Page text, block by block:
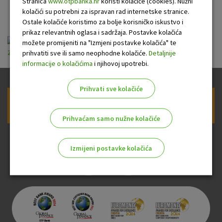
fondove_1
Informacije o prikupljanju podataka za Ugovor
za ulaganje u investicijske fondove_1.pdf
kolačići su potrebni za ispravan rad internetske stranice.
Ostale kolačiće koristimo za bolje korisničko iskustvo i
prikaz relevantnih oglasa i sadržaja. Postavke kolačića
možete promijeniti na "Izmjeni postavke kolačića" te
prihvatiti sve ili samo neophodne kolačiće. Detaljnije
informacije o kolačićima i njihovoj upotrebi.
Prihvati sve kolačiće
Prihvaćam samo nužne kolačiće
Izmijeni postavke kolačića